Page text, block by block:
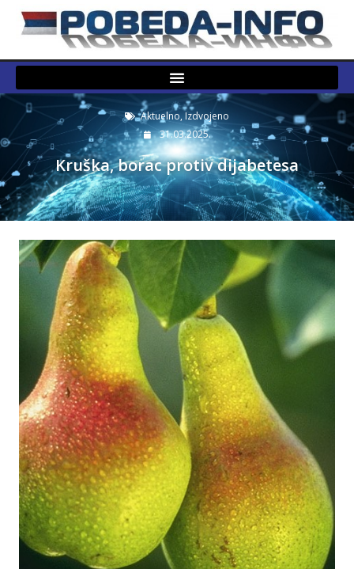
Aktuelno,Izdvojeno
31.03.2025.
Kruška, borac protiv dijabetesa